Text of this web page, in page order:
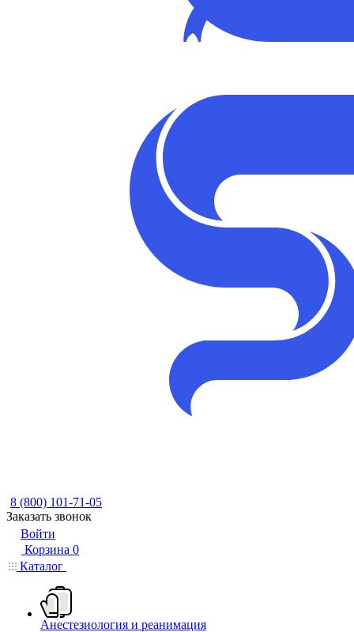
8 (800) 101-71-05
Заказать звонок
Войти
Корзина 0
Каталог
Анестезиология и реанимация